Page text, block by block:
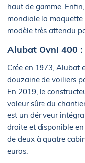
haut de gamme.
mondiale la maquette
modèle très attendu
Alubat Ovni 400
Crée en 1973, Alubat
douzaine de voiliers
En 2019, le
valeur sûre du
est un dériveur
droite et disponible en
de deux à quatre
euros.